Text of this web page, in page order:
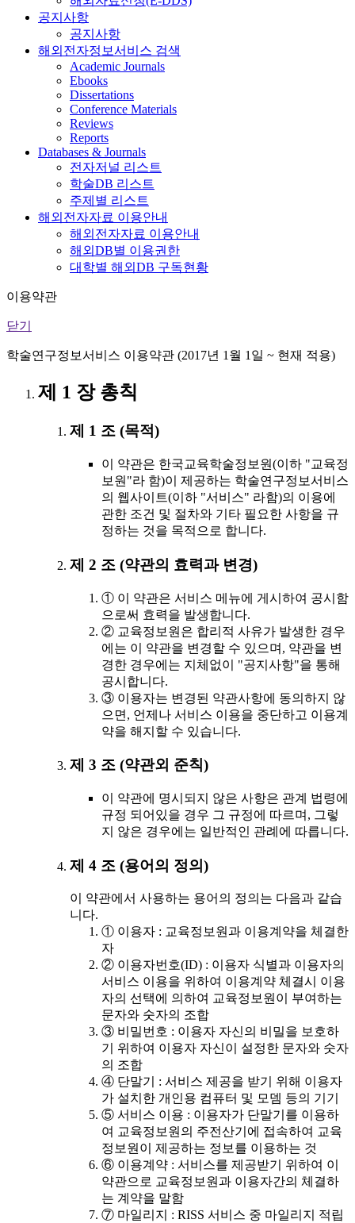
공지사항
공지사항
해외전자정보서비스 검색
Academic Journals
Ebooks
Dissertations
Conference Materials
Reviews
Reports
Databases & Journals
전자저널 리스트
학술DB 리스트
주제별 리스트
해외전자자료 이용안내
해외전자자료 이용안내
해외DB별 이용권한
대학별 해외DB 구독현황
이용약관
닫기
학술연구정보서비스 이용약관 (2017년 1월 1일 ~ 현재 적용)
제 1 장 총칙
제 1 조 (목적)
이 약관은 한국교육학술정보원(이하 "교육정
보원"라 함)이 제공하는 학술연구정보서비스
의 웹사이트(이하 "서비스" 라함)의 이용에
관한 조건 및 절차와 기타 필요한 사항을 규
정하는 것을 목적으로 합니다.
제 2 조 (약관의 효력과 변경)
① 이 약관은 서비스 메뉴에 게시하여 공시함
으로써 효력을 발생합니다.
② 교육정보원은 합리적 사유가 발생한 경우
에는 이 약관을 변경할 수 있으며, 약관을 변
경한 경우에는 지체없이 "공지사항"을 통해
공시합니다.
③ 이용자는 변경된 약관사항에 동의하지 않
으면, 언제나 서비스 이용을 중단하고 이용계
약을 해지할 수 있습니다.
제 3 조 (약관외 준칙)
이 약관에 명시되지 않은 사항은 관계 법령에
규정 되어있을 경우 그 규정에 따르며, 그렇
지 않은 경우에는 일반적인 관례에 따릅니다.
제 4 조 (용어의 정의)
이 약관에서 사용하는 용어의 정의는 다음과 같습
니다.
① 이용자 : 교육정보원과 이용계약을 체결한
자
② 이용자번호(ID) : 이용자 식별과 이용자의
서비스 이용을 위하여 이용계약 체결시 이용
자의 선택에 의하여 교육정보원이 부여하는
문자와 숫자의 조합
③ 비밀번호 : 이용자 자신의 비밀을 보호하
기 위하여 이용자 자신이 설정한 문자와 숫자
의 조합
④ 단말기 : 서비스 제공을 받기 위해 이용자
가 설치한 개인용 컴퓨터 및 모뎀 등의 기기
⑤ 서비스 이용 : 이용자가 단말기를 이용하
여 교육정보원의 주전산기에 접속하여 교육
정보원이 제공하는 정보를 이용하는 것
⑥ 이용계약 : 서비스를 제공받기 위하여 이
약관으로 교육정보원과 이용자간의 체결하
는 계약을 말함
⑦ 마일리지 : RISS 서비스 중 마일리지 적립